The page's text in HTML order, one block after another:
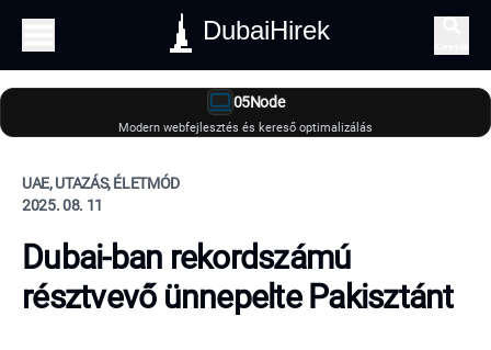
DubaiHirek
05Node
Modern webfejlesztés és kereső optimalizálás
UAE, UTAZÁS, ÉLETMÓD
2025. 08. 11
Dubai-ban rekordszámú
résztvevő ünnepelte Pakisztánt